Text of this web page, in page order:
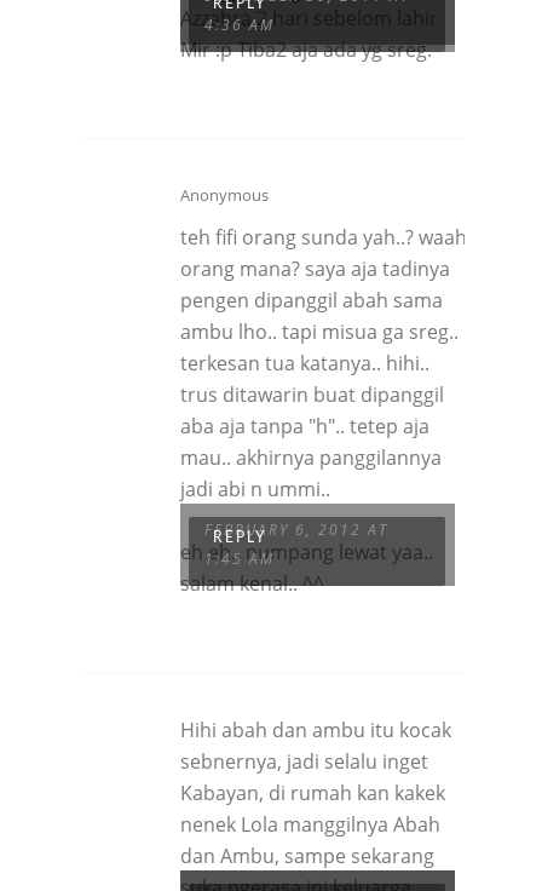
4:36 AM
Azzahra 2 hari sebelom lahir
Mir :p Tiba2 aja ada yg sreg.
REPLY
Anonymous
FEBRUARY 6, 2012 AT
1:45 AM
teh fifi orang sunda yah..? waah
orang mana? saya aja tadinya
pengen dipanggil abah sama
ambu lho.. tapi misua ga sreg..
terkesan tua katanya.. hihi..
trus ditawarin buat dipanggil
aba aja tanpa "h".. tetep aja
mau.. akhirnya panggilannya
jadi abi n ummi..
eh eh.. numpang lewat yaa..
salam kenal.. ^^
REPLY
Hihi abah dan ambu itu kocak
sebnernya, jadi selalu inget
Kabayan, di rumah kan kakek
nenek Lola manggilnya Abah
dan Ambu, sampe sekarang